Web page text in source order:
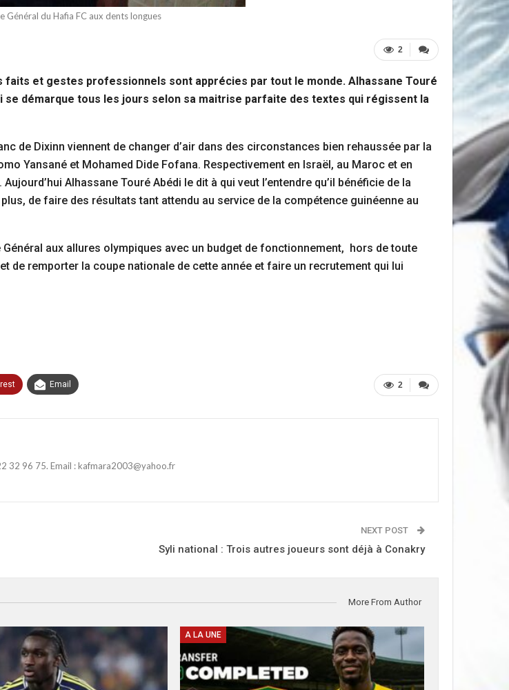
Général du Hafia FC aux dents longues
2
faits et gestes professionnels sont apprécies par tout le monde. Alhassane Touré
démarque tous les jours selon sa maitrise parfaite des textes qui régissent la
de Dixinn viennent de changer d’air dans des circonstances bien rehaussée par la
Yansané et Mohamed Dide Fofana. Respectivement en Israël, au Maroc et en
Alhassane Touré Abédi le dit à qui veut l’entendre qu’il bénéficie de la
de faire des résultats tant attendu au service de la compétence guinéenne au
aux allures olympiques avec un budget de fonctionnement, hors de toute
remporter la coupe nationale de cette année et faire un recrutement qui lui
2
Email
32 96 75. Email : kafmara2003@yahoo.fr
NEXT POST
Syli national : Trois autres joueurs sont déjà à Conakry
More From Author
A LA UNE